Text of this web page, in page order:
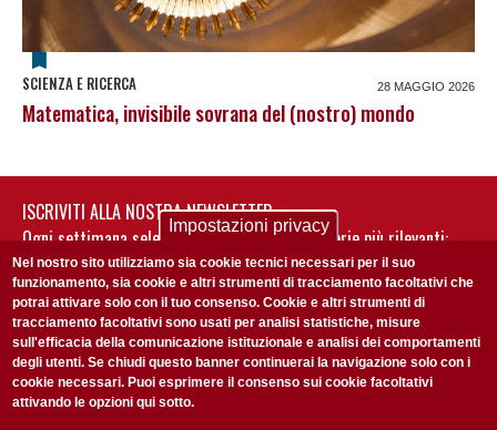
SCIENZA E RICERCA 28 MAGGIO 2026
Matematica, invisibile sovrana del (nostro) mondo
ISCRIVITI ALLA NOSTRA NEWSLETTER
Ogni settimana selezioniamo per te nostre storie più rilevanti:
non perderti gli aggiornamenti della nostra newsletter
Accetto laPrivacy Policy
Impostazioni privacy
Nel nostro sito utilizziamo sia cookie tecnici necessari per il suo
funzionamento, sia cookie e altri strumenti di tracciamento facoltativi che
potrai attivare solo con il tuo consenso. Cookie e altri strumenti di
tracciamento facoltativi sono usati per analisi statistiche, misure
sull'efficacia della comunicazione istituzionale e analisi dei comportamenti
degli utenti. Se chiudi questo banner continuerai la navigazione solo con i
cookie necessari. Puoi esprimere il consenso sui cookie facoltativi
attivando le opzioni qui sotto.